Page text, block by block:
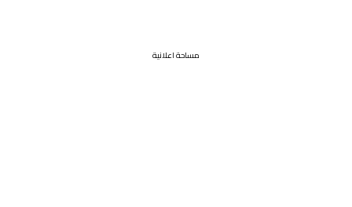
مساحة اعلانية